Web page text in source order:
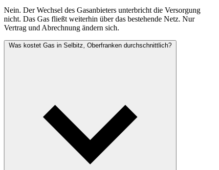
Nein. Der Wechsel des Gasanbieters unterbricht die Versorgung
nicht. Das Gas fließt weiterhin über das bestehende Netz. Nur
Vertrag und Abrechnung ändern sich.
Was kostet Gas in Selbitz, Oberfranken durchschnittlich?